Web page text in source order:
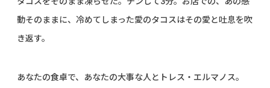
動そのままに、 冷めてしまった愛のタコスはその愛と吐息を吹
き返す。
あなたの食卓で、あなたの大事な人とトレス・エルマノス。